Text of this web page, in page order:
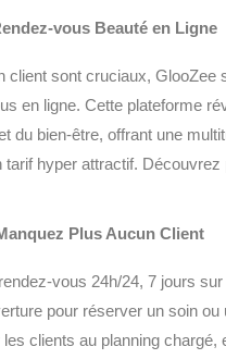
vous Beauté en Ligne
sont cruciaux, GlooZee
en ligne. Cette plateforme
du bien-être, offrant une
hyper attractif. Découvrez
Plus Aucun Client
vous 24h/24, 7 jours
pour réserver un soin
clients au planning